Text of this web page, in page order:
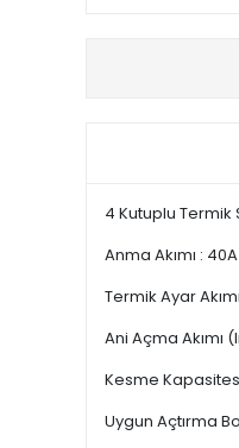
4 Kutuplu Termik
Anma Akımı : 40A
Termik Ayar
Ani Açma Akımı
Kesme
Uygun Açtırma